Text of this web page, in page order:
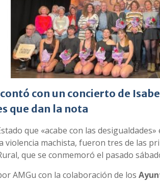
con un concierto de
que dan la nota
que «acabe con las
violencia machista, fueron tres de las
que se conmemoró el pasado
AMGu con la colaboración de los